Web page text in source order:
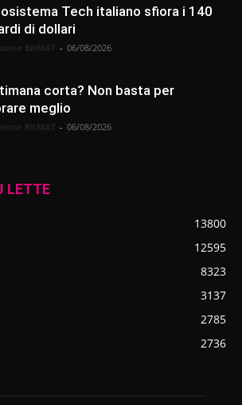
Tech italiano sfiora i 140
di dollari
- 06/08/2026
corta? Non basta per
meglio
- 06/08/2026
LETTE
13800
12595
8323
3137
2785
2736